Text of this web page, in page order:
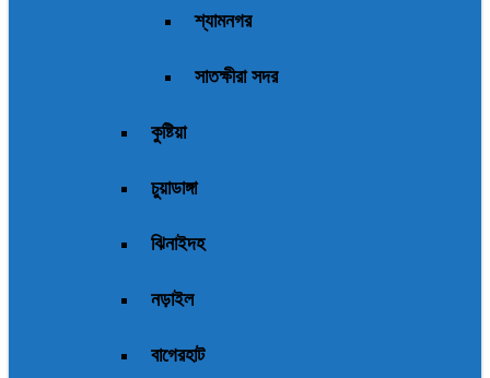
শ্যামনগর
সাতক্ষীরা সদর
কুষ্টিয়া
চুয়াডাঙ্গা
ঝিনাইদহ
নড়াইল
বাগেরহাট